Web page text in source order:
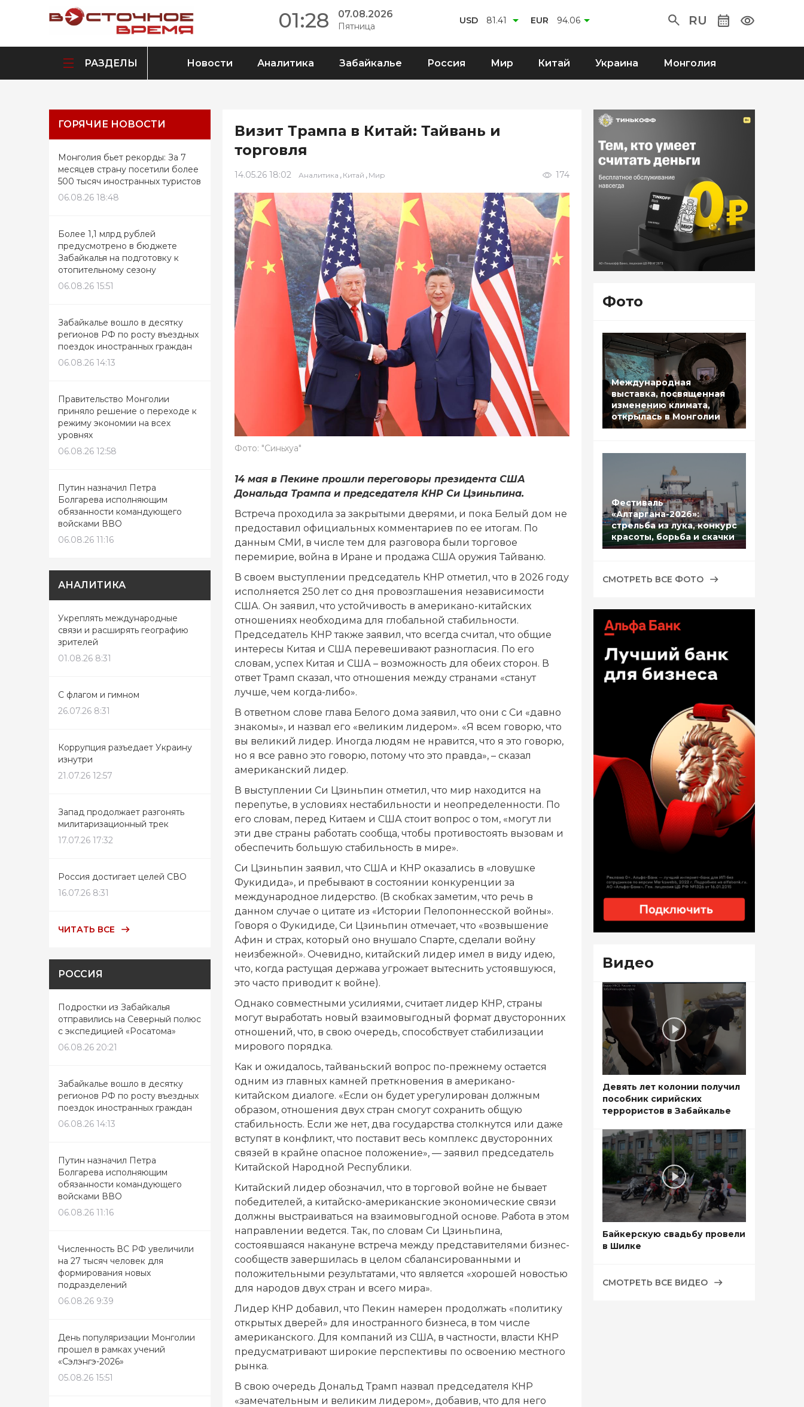
01:28 07.08.2026
Пятница
USD 81.41 EUR 94.06 RU
РАЗДЕЛЫ Новости Аналитика Забайкалье Россия Мир Китай Украина Монголия
ГОРЯЧИЕ НОВОСТИ
Монголия бьет рекорды: За 7
месяцев страну посетили более
500 тысяч иностранных туристов
06.08.26 18:48
Более 1,1 млрд рублей
предусмотрено в бюджете
Забайкалья на подготовку к
отопительному сезону
06.08.26 15:51
Забайкалье вошло в десятку
регионов РФ по росту въездных
поездок иностранных граждан
06.08.26 14:13
Правительство Монголии
приняло решение о переходе к
режиму экономии на всех
уровнях
06.08.26 12:58
Путин назначил Петра
Болгарева исполняющим
обязанности командующего
войсками ВВО
06.08.26 11:16
АНАЛИТИКА
Укреплять международные
связи и расширять географию
зрителей
01.08.26 8:31
С флагом и гимном
26.07.26 8:31
Коррупция разъедает Украину
изнутри
21.07.26 12:57
Запад продолжает разгонять
милитаризационный трек
17.07.26 17:32
Россия достигает целей СВО
16.07.26 8:31
ЧИТАТЬ ВСЕ
РОССИЯ
Подростки из Забайкалья
отправились на Северный полюс
с экспедицией «Росатома»
06.08.26 20:21
Забайкалье вошло в десятку
регионов РФ по росту въездных
поездок иностранных граждан
06.08.26 14:13
Путин назначил Петра
Болгарева исполняющим
обязанности командующего
войсками ВВО
06.08.26 11:16
Численность ВС РФ увеличили
на 27 тысяч человек для
формирования новых
подразделений
06.08.26 9:39
День популяризации Монголии
прошел в рамках учений
«Сэлэнгэ-2026»
05.08.26 15:51
Визит Трампа в Китай: Тайвань и
торговля
14.05.26 18:02 Аналитика , Китай , Мир 174
Фото: "Синьхуа"
14 мая в Пекине прошли переговоры президента США
Дональда Трампа и председателя КНР Си Цзиньпина.
Встреча проходила за закрытыми дверями, и пока Белый дом не
предоставил официальных комментариев по ее итогам. По
данным СМИ, в числе тем для разговора были торговое
перемирие, война в Иране и продажа США оружия Тайваню.
В своем выступлении председатель КНР отметил, что в 2026 году
исполняется 250 лет со дня провозглашения независимости
США. Он заявил, что устойчивость в американо-китайских
отношениях необходима для глобальной стабильности.
Председатель КНР также заявил, что всегда считал, что общие
интересы Китая и США перевешивают разногласия. По его
словам, успех Китая и США – возможность для обеих сторон. В
ответ Трамп сказал, что отношения между странами «станут
лучше, чем когда-либо».
В ответном слове глава Белого дома заявил, что они с Си «давно
знакомы», и назвал его «великим лидером». «Я всем говорю, что
вы великий лидер. Иногда людям не нравится, что я это говорю,
но я все равно это говорю, потому что это правда», – сказал
американский лидер.
В выступлении Си Цзиньпин отметил, что мир находится на
перепутье, в условиях нестабильности и неопределенности. По
его словам, перед Китаем и США стоит вопрос о том, «могут ли
эти две страны работать сообща, чтобы противостоять вызовам и
обеспечить большую стабильность в мире».
Си Цзиньпин заявил, что США и КНР оказались в «ловушке
Фукидида», и пребывают в состоянии конкуренции за
международное лидерство. (В скобках заметим, что речь в
данном случае о цитате из «Истории Пелопоннесской войны».
Говоря о Фукидиде, Си Цзиньпин отмечает, что «возвышение
Афин и страх, который оно внушало Спарте, сделали войну
неизбежной». Очевидно, китайский лидер имел в виду идею,
что, когда растущая держава угрожает вытеснить устоявшуюся,
это часто приводит к войне).
Однако совместными усилиями, считает лидер КНР, страны
могут выработать новый взаимовыгодный формат двусторонних
отношений, что, в свою очередь, способствует стабилизации
мирового порядка.
Как и ожидалось, тайваньский вопрос по-прежнему остается
одним из главных камней преткновения в американо-
китайском диалоге. «Если он будет урегулирован должным
образом, отношения двух стран смогут сохранить общую
стабильность. Если же нет, два государства столкнутся или даже
вступят в конфликт, что поставит весь комплекс двусторонних
связей в крайне опасное положение», — заявил председатель
Китайской Народной Республики.
Китайский лидер обозначил, что в торговой войне не бывает
победителей, а китайско-американские экономические связи
должны выстраиваться на взаимовыгодной основе. Работа в этом
направлении ведется. Так, по словам Си Цзиньпина,
состоявшаяся накануне встреча между представителями бизнес-
сообществ завершилась в целом сбалансированными и
положительными результатами, что является «хорошей новостью
для народов двух стран и всего мира».
Лидер КНР добавил, что Пекин намерен продолжать «политику
открытых дверей» для иностранного бизнеса, в том числе
американского. Для компаний из США, в частности, власти КНР
предусматривают широкие перспективы по освоению местного
рынка.
В свою очередь Дональд Трамп назвал председателя КНР
«замечательным и великим лидером», добавив, что для него
Фото
Международная
выставка, посвященная
изменению климата,
открылась в Монголии
Фестиваль
«Алтаргана-2026»:
стрельба из лука, конкурс
красоты, борьба и скачки
СМОТРЕТЬ ВСЕ ФОТО
Видео
Девять лет колонии получил
пособник сирийских
террористов в Забайкалье
Байкерскую свадьбу провели
в Шилке
СМОТРЕТЬ ВСЕ ВИДЕО